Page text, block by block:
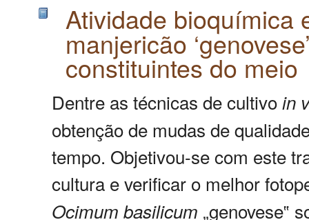
Atividade bioquímica
manjericão
constituintes do meio
Dentre as técnicas de cultivoin
obtenção de mudas de
tempo. Objetivou-se com este
cultura e verificar o melhor
Ocimum basilicum „genovese‟